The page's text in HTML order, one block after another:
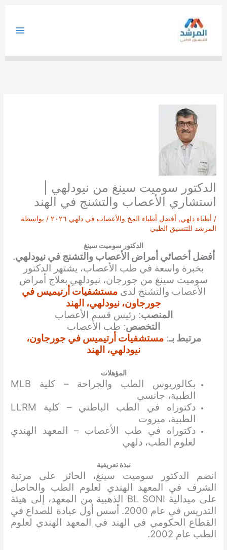
الدكتور سوميت سينغ من نيودلهي |
استشاري الأعصاب والتشنج في الهند
/ أطباء دلهي, أفضل أطباء المخ والأعصاب في دلهي ٢٠٢٦
/ بواسطة
المرشد للتنسيق الطبي
الدكتور سوميت سينغ
أفضل أخصائي أمراض الأعصاب والتشنج في نيودلهي.
بخبرة واسعة في طب الأعصاب، يشتهر الدكتور
سوميت سينغ من جورجان، نيودلهي بعلاج أمراض
الأعصاب والتشنج لدى مستشفيات أرتيميس في
جورجاون، نيودلهي، الهند
المنصب: رئيس قسم الأعصاب
التخصص: طب الأعصاب
مرتبط بـ:مستشفيات أرتيميس في جورجاون،
نيودلهي، الهند
المؤهلات
بكالوريوس الطب والجراحة – كلية MLB
الطبية، جانسي
دكتوراه في الطب الباطني – كلية LLRM
الطبية، ميروت
دكتوراه في طب الأعصاب – المعهد الهندي
لعلوم الطب، دلهي
نبذة تعريفية
انضم الدكتور سوميت سينغ، الحائز على مرتبة
الشرف في المعهد الهندي لعلوم الطب والحاصل
على ميدالية BL SONI الذهبية من المعهد، إلى هيئة
التدريس في عام 2000. أسس أول عيادة للصداع في
القطاع الحكومي في الهند في المعهد الهندي لعلوم
الطب عام 2002.